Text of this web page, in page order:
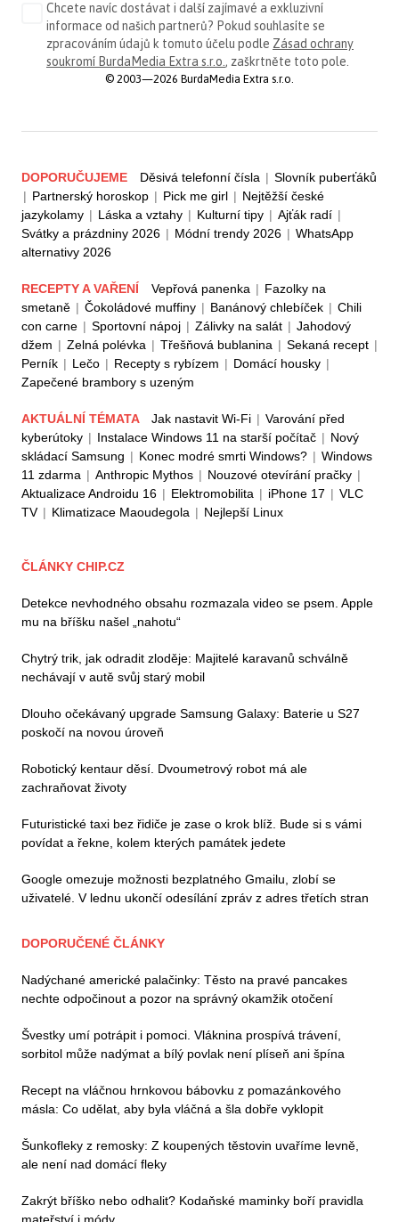
Chcete navíc dostávat i další zajímavé a exkluzivní
informace od našich partnerů? Pokud souhlasíte se
zpracováním údajů k tomuto účelu podle Zásad ochrany
soukromí BurdaMedia Extra s.r.o., zaškrtněte toto pole.
© 2003—2026 BurdaMedia Extra s.r.o.
DOPORUČUJEME Děsivá telefonní čísla | Slovník puberťáků
| Partnerský horoskop | Pick me girl | Nejtěžší české
jazykolamy | Láska a vztahy | Kulturní tipy | Ajťák radí |
Svátky a prázdniny 2026 | Módní trendy 2026 | WhatsApp
alternativy 2026
RECEPTY A VAŘENÍ Vepřová panenka | Fazolky na
smetaně | Čokoládové muffiny | Banánový chlebíček | Chili
con carne | Sportovní nápoj | Zálivky na salát | Jahodový
džem | Zelná polévka | Třešňová bublanina | Sekaná recept |
Perník | Lečo | Recepty s rybízem | Domácí housky |
Zapečené brambory s uzeným
AKTUÁLNÍ TÉMATA Jak nastavit Wi-Fi | Varování před
kyberútoky | Instalace Windows 11 na starší počítač | Nový
skládací Samsung | Konec modré smrti Windows? | Windows
11 zdarma | Anthropic Mythos | Nouzové otevírání pračky |
Aktualizace Androidu 16 | Elektromobilita | iPhone 17 | VLC
TV | Klimatizace Maoudegola | Nejlepší Linux
ČLÁNKY CHIP.CZ
Detekce nevhodného obsahu rozmazala video se psem. Apple
mu na bříšku našel „nahotu“
Chytrý trik, jak odradit zloděje: Majitelé karavanů schválně
nechávají v autě svůj starý mobil
Dlouho očekávaný upgrade Samsung Galaxy: Baterie u S27
poskočí na novou úroveň
Robotický kentaur děsí. Dvoumetrový robot má ale
zachraňovat životy
Futuristické taxi bez řidiče je zase o krok blíž. Bude si s vámi
povídat a řekne, kolem kterých památek jedete
Google omezuje možnosti bezplatného Gmailu, zlobí se
uživatelé. V lednu ukončí odesílání zpráv z adres třetích stran
DOPORUČENÉ ČLÁNKY
Nadýchané americké palačinky: Těsto na pravé pancakes
nechte odpočinout a pozor na správný okamžik otočení
Švestky umí potrápit i pomoci. Vláknina prospívá trávení,
sorbitol může nadýmat a bílý povlak není plíseň ani špína
Recept na vláčnou hrnkovou bábovku z pomazánkového
másla: Co udělat, aby byla vláčná a šla dobře vyklopit
Šunkofleky z remosky: Z koupených těstovin uvaříme levně,
ale není nad domácí fleky
Zakrýt bříško nebo odhalit? Kodaňské maminky boří pravidla